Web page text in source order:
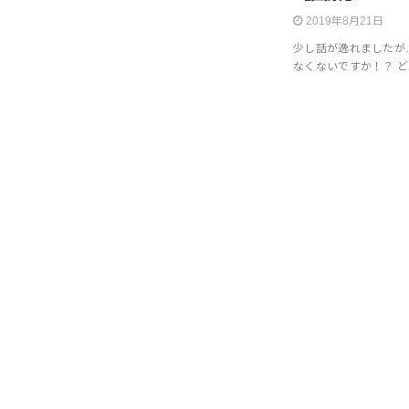
2019年8月21日
少し話が逸れました
なくないですか！？